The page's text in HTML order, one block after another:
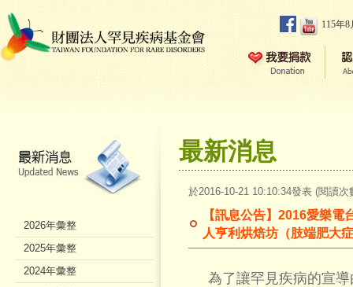
115年
最新消息
於2016-10-21 10:10:34發表 (閱讀次
【訊息公告】2016愛樂
人亨利烘焙坊（肢端肥大
為了讓罕見疾病的宣
2026年彙整
2025年彙整
2024年彙整